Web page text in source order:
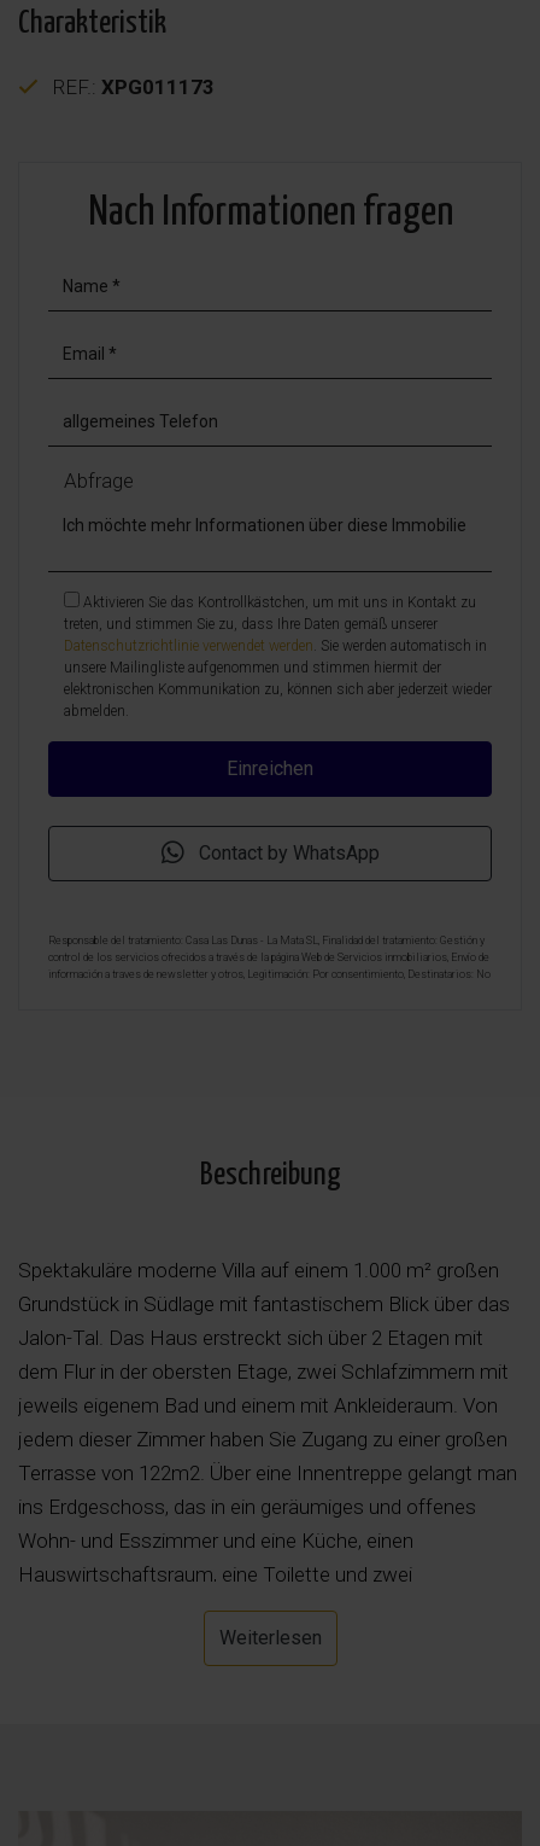
Charakteristik
REF.: XPG011173
Nach Informationen fragen
Abfrage
Aktivieren Sie das Kontrollkästchen, um mit uns in Kontakt zu
treten, und stimmen Sie zu, dass Ihre Daten gemäß unserer
Datenschutzrichtlinie verwendet werden. Sie werden automatisch in
unsere Mailingliste aufgenommen und stimmen hiermit der
elektronischen Kommunikation zu, können sich aber jederzeit wieder
abmelden.
Contact by WhatsApp
Responsable del tratamiento: Casa Las Dunas - La Mata SL, Finalidad del tratamiento: Gestión y
control de los servicios ofrecidos a través de la página Web de Servicios inmobiliarios, Envío de
información a traves de newsletter y otros, Legitimación: Por consentimiento, Destinatarios: No
Beschreibung
Spektakuläre moderne Villa auf einem 1.000 m² großen
Grundstück in Südlage mit fantastischem Blick über das
Jalon-Tal. Das Haus erstreckt sich über 2 Etagen mit
dem Flur in der obersten Etage, zwei Schlafzimmern mit
jeweils eigenem Bad und einem mit Ankleideraum. Von
jedem dieser Zimmer haben Sie Zugang zu einer großen
Terrasse von 122m2. Über eine Innentreppe gelangt man
ins Erdgeschoss, das in ein geräumiges und offenes
Wohn- und Esszimmer und eine Küche, einen
Hauswirtschaftsraum, eine Toilette und zwei
Schlafzimmer mit jeweils eigenem Bad und
Einbauschränken unterteilt ist. Insgesamt gibt es 4
Weiterlesen